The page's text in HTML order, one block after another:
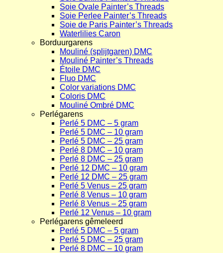
Soie Ovale Painter’s Threads
Soie Perlee Painter’s Threads
Soie de Paris Painter’s Threads
Waterlilies Caron
Borduurgarens
Mouliné (splijtgaren) DMC
Mouliné Painter’s Threads
Étoile DMC
Fluo DMC
Color variations DMC
Coloris DMC
Mouliné Ombré DMC
Perlégarens
Perlé 5 DMC – 5 gram
Perlé 5 DMC – 10 gram
Perlé 5 DMC – 25 gram
Perlé 8 DMC – 10 gram
Perlé 8 DMC – 25 gram
Perlé 12 DMC – 10 gram
Perlé 12 DMC – 25 gram
Perlé 5 Venus – 25 gram
Perlé 8 Venus – 10 gram
Perlé 8 Venus – 25 gram
Perlé 12 Venus – 10 gram
Perlégarens gêmeleerd
Perlé 5 DMC – 5 gram
Perlé 5 DMC – 25 gram
Perlé 8 DMC – 10 gram